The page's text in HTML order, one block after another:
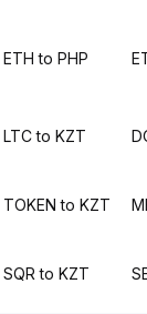
ETH to PHP
LTC to KZT
TOKEN to KZT
SQR to KZT